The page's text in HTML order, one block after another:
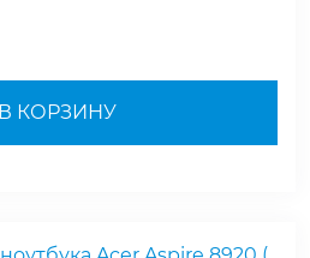
В КОРЗИНУ